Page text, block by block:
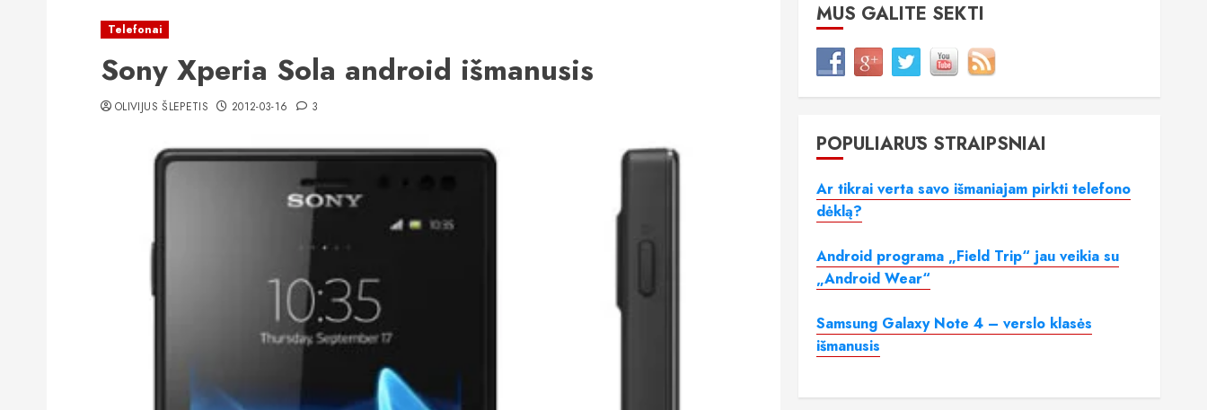
Telefonai
Sony Xperia Sola android išmanusis
OLIVIJUS ŠLEPETIS 2012-03-16 3
MUS GALITE SEKTI
POPULIARŪS STRAIPSNIAI
Ar tikrai verta savo išmaniajam pirkti telefono
dėklą?
Android programa „Field Trip“ jau veikia su
„Android Wear“
Samsung Galaxy Note 4 – verslo klasės
išmanusis